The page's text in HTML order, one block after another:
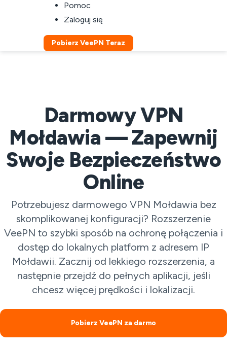
Pomoc
Zaloguj się
Pobierz VeePN Teraz
Darmowy VPN
Mołdawia — Zapewnij
Swoje Bezpieczeństwo
Online
Potrzebujesz darmowego VPN Mołdawia bez
skomplikowanej konfiguracji? Rozszerzenie
VeePN to szybki sposób na ochronę połączenia i
dostęp do lokalnych platform z adresem IP
Mołdawii. Zacznij od lekkiego rozszerzenia, a
następnie przejdź do pełnych aplikacji, jeśli
chcesz więcej prędkości i lokalizacji.
Pobierz VeePN za darmo